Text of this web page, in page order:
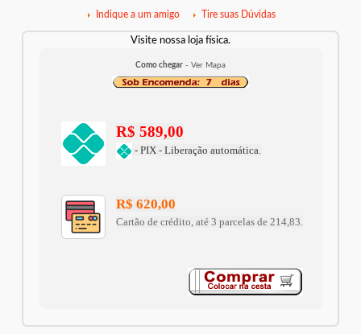
Indique a um amigo Tire suas Dúvidas
Visite nossa loja física.
Como chegar - Ver Mapa
R$ 589,00
- PIX - Liberação automática.
R$ 620,00
Cartão de crédito, até 3 parcelas de 214,83.